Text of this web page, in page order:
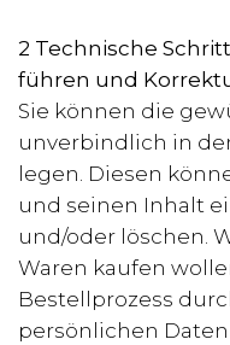
2 Technische
führen und
Sie können die
unverbindlich in
legen. Diesen
und seinen Inhalt
und/oder löschen.
Waren kaufen
Bestellprozess
persönlichen